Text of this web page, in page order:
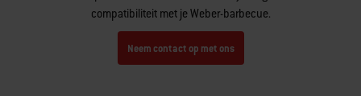
compatibiliteit met je Weber-barbecue.
Neem contact op met ons